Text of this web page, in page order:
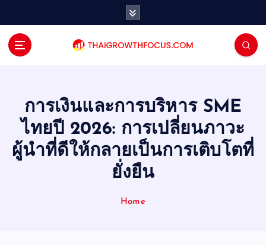
การเงินและการบริหาร SME
ไทยปี 2026: การเปลี่ยนภาวะ
ผู้นำที่ดีให้กลายเป็นการเติบโตที่
ยั่งยืน
Home